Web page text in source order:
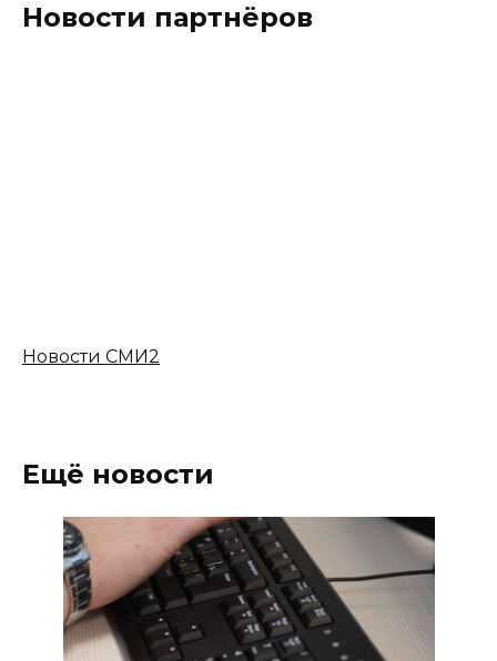
Новости партнёров
Новости СМИ2
Ещё новости